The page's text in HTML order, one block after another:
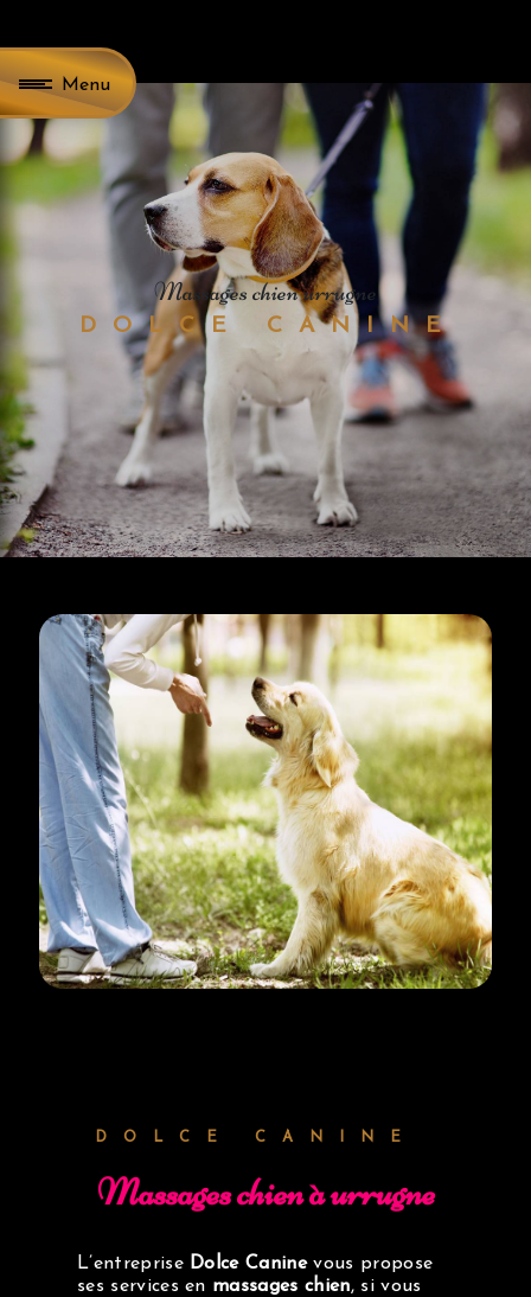
Menu
massages chien urrugne
DOLCE CANINE
DOLCE CANINE
massages chien à urrugne
L’entreprise Dolce Caninevous propose
ses services en massages chien, si vous